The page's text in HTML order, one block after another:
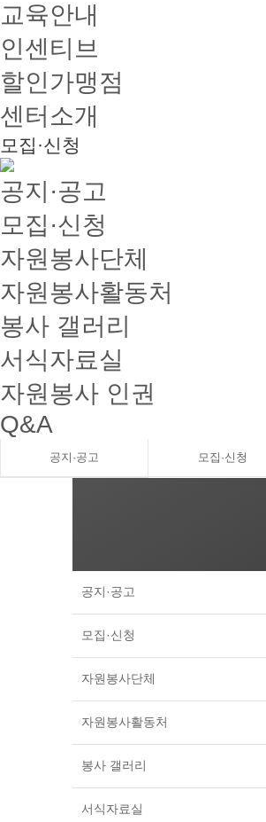
교육안내
인센티브
할인가맹점
센터소개
모집·신청
공지·공고
모집·신청
자원봉사단체
자원봉사활동처
봉사 갤러리
서식자료실
자원봉사 인권
Q&A
공지·공고 모집·신청
공지·공고
모집·신청
자원봉사단체
자원봉사활동처
봉사 갤러리
서식자료실